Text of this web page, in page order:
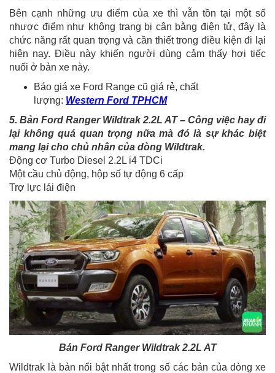
Bên cạnh những ưu điểm của xe thì vẫn tồn tại một số
nhược điểm như không trang bị cân bằng điện tử, đây là
chức năng rất quan trọng và cần thiết trong điều kiện đi lại
hiện nay. Điều này khiến người dùng cảm thấy hơi tiếc
nuối ở bản xe này.
Báo giá xe Ford Range cũ giá rẻ, chất
lượng: Western Ford TPHCM
5. Bản Ford Ranger Wildtrak 2.2L AT – Công việc hay đi
lại không quá quan trọng nữa mà đó là sự khác biệt
mang lại cho chủ nhân của dòng Wildtrak.
Động cơ Turbo Diesel 2.2L i4 TDCi
Một cầu chủ động, hộp số tự động 6 cấp
Trợ lực lái điện
Bản Ford Ranger Wildtrak 2.2L AT
Wildtrak là bản nổi bật nhất trong số các bản của dòng xe